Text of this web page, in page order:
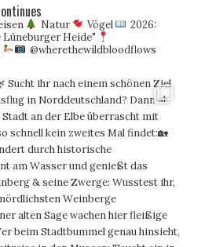
Natur Vögel
2026:
Heide"
@wherethewildbloodflows